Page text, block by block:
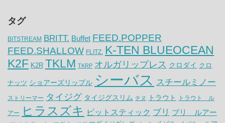
タグ
BITSTREAM BRITT. Buffet FEED.POPPER
FEED.SHALLOW FLITZ.
K-TEN BLUEOCEAN
K2F K2R TKLM TKRP オルガリップレス クロダイ クロ
ナッツ ショアーズリップル シーバス スチールミノー
ストリーマー タイジグ タイジグスリム チヌ トラウト トラウト ル
アー ヒラスズキ ピットスティック ブリ ブリ ルアー